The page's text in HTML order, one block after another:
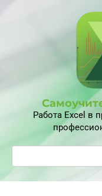
Работа Excel в
Поиск: